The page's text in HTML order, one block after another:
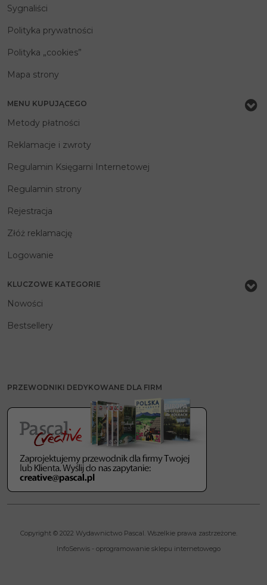
Sygnaliści
Polityka prywatności
Polityka „cookies”
Mapa strony
MENU KUPUJĄCEGO
Metody płatności
Reklamacje i zwroty
Regulamin Księgarni Internetowej
Regulamin strony
Rejestracja
Złóż reklamację
Logowanie
KLUCZOWE KATEGORIE
Nowości
Bestsellery
PRZEWODNIKI DEDYKOWANE DLA FIRM
Copyright © 2022 Wydawnictwo Pascal. Wszelkie prawa zastrzeżone.
InfoSerwis- oprogramowanie sklepu internetowego